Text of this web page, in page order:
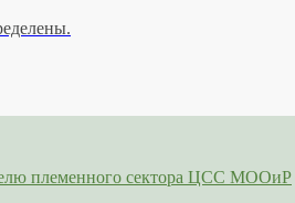
племенного сектора ЦСС МООиР